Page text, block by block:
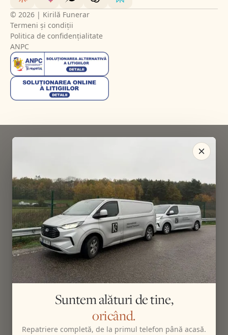
© 2026 | Kirilă Funerar
Termeni și condiții
Politica de confidențialitate
ANPC
Suntem alături de tine,
oricând.
Repatriere completă, de la primul telefon până acasă.